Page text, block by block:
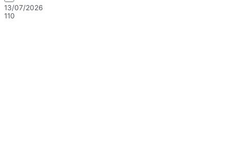
13/07/2026
110